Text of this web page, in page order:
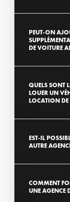
PEUT-ON
DE VOITURE
QUELS SONT
LOUER UN
LOCATION
EST-IL
AUTRE
COMMENT
UNE AGENCE